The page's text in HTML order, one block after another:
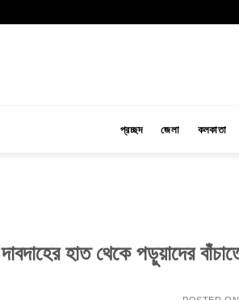
প্রচ্ছদ জেলা কলকাতা
দাবদাহের হাত থেকে পড়ুয়াদের